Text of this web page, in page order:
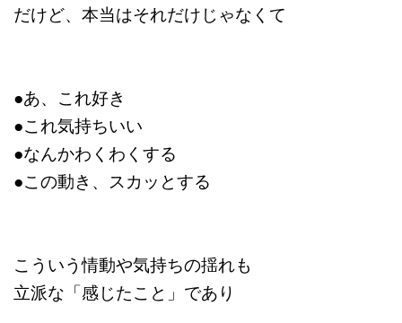
だけど、本当はそれだけじゃなくて
●あ、これ好き
●これ気持ちいい
●なんかわくわくする
●この動き、スカッとする
こういう情動や気持ちの揺れも
立派な「感じたこと」であり